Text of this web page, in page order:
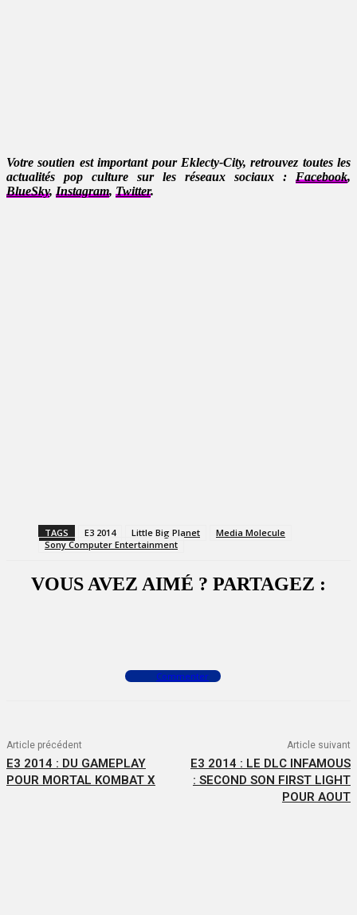
Votre soutien est important pour Eklecty-City, retrouvez toutes les
actualités pop culture sur les réseaux sociaux : Facebook,
BlueSky, Instagram, Twitter.
TAGS E3 2014 Little Big Planet
Media Molecule
Sony Computer Entertainment
VOUS AVEZ AIMÉ ? PARTAGEZ :
Commenter
Article précédent
E3 2014 : DU GAMEPLAY
POUR MORTAL KOMBAT X
Article suivant
E3 2014 : LE DLC INFAMOUS
: SECOND SON FIRST LIGHT
POUR AOUT